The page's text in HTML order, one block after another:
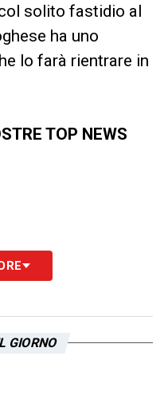
solito fastidio al
ha uno
lo farà rientrare in
TOP NEWS
GIORNO